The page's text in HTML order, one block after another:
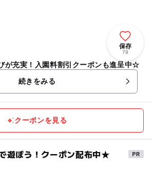
保存
79
が充実！入園料割引クーポンも進呈中☆
続きをみる
クーポンを見る
遊ぼう！クーポン配布中★